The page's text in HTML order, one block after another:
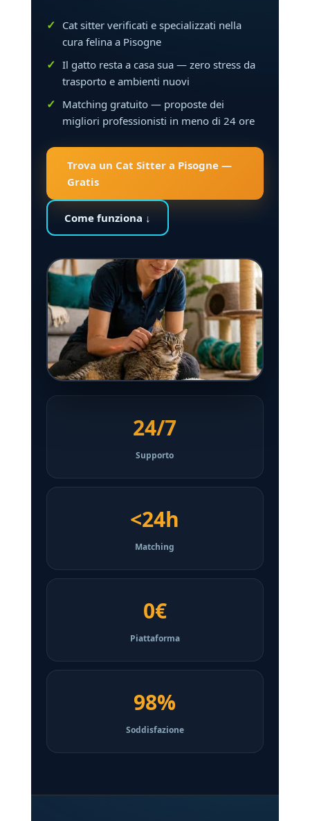
Cat sitter verificati e specializzati nella
cura felina a Pisogne
Il gatto resta a casa sua — zero stress da
trasporto e ambienti nuovi
Matching gratuito — proposte dei
migliori professionisti in meno di 24 ore
Trova un Cat Sitter a Pisogne —
Gratis
Come funziona ↓
24/7
Supporto
<24h
Matching
0€
Piattaforma
98%
Soddisfazione